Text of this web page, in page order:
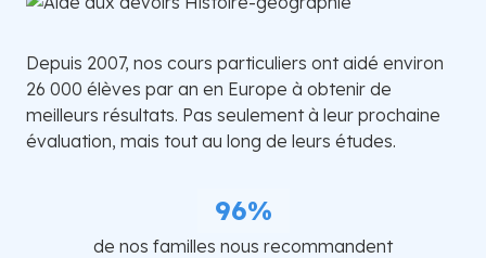
Depuis 2007, nos cours particuliers ont aidé environ
26 000 élèves par an en Europe à obtenir de
meilleurs résultats. Pas seulement à leur prochaine
évaluation, mais tout au long de leurs études.
96%
de nos familles nous recommandent